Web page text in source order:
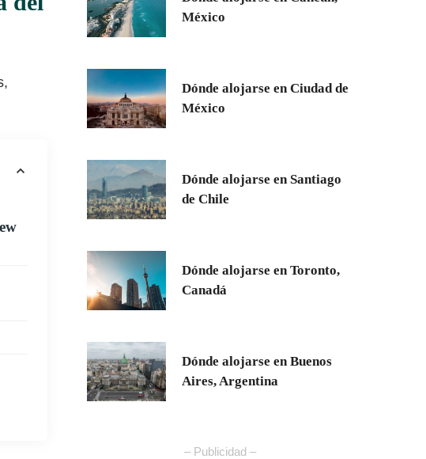
México
Dónde alojarse en Ciudad de
México
Dónde alojarse en Santiago
de Chile
Dónde alojarse en Toronto,
Canadá
Dónde alojarse en Buenos
Aires, Argentina
– Publicidad –